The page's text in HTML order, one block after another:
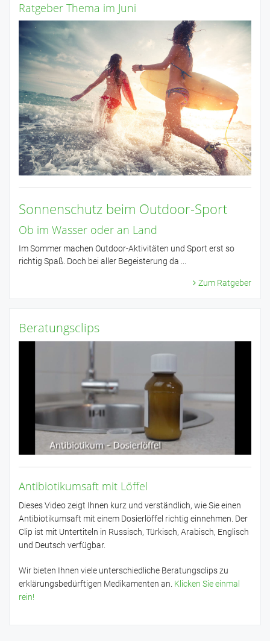
Ratgeber Thema im Juni
Sonnenschutz beim Outdoor-Sport
Ob im Wasser oder an Land
Im Sommer machen Outdoor-Aktivitäten und Sport erst so
richtig Spaß. Doch bei aller Begeisterung da ...
Zum Ratgeber
Beratungsclips
Antibiotikumsaft mit Löffel
Dieses Video zeigt Ihnen kurz und verständlich, wie Sie einen
Antibiotikumsaft mit einem Dosierlöffel richtig einnehmen. Der
Clip ist mit Untertiteln in Russisch, Türkisch, Arabisch, Englisch
und Deutsch verfügbar.
Wir bieten Ihnen viele unterschiedliche Beratungsclips zu
erklärungsbedürftigen Medikamenten an. Klicken Sie einmal
rein!